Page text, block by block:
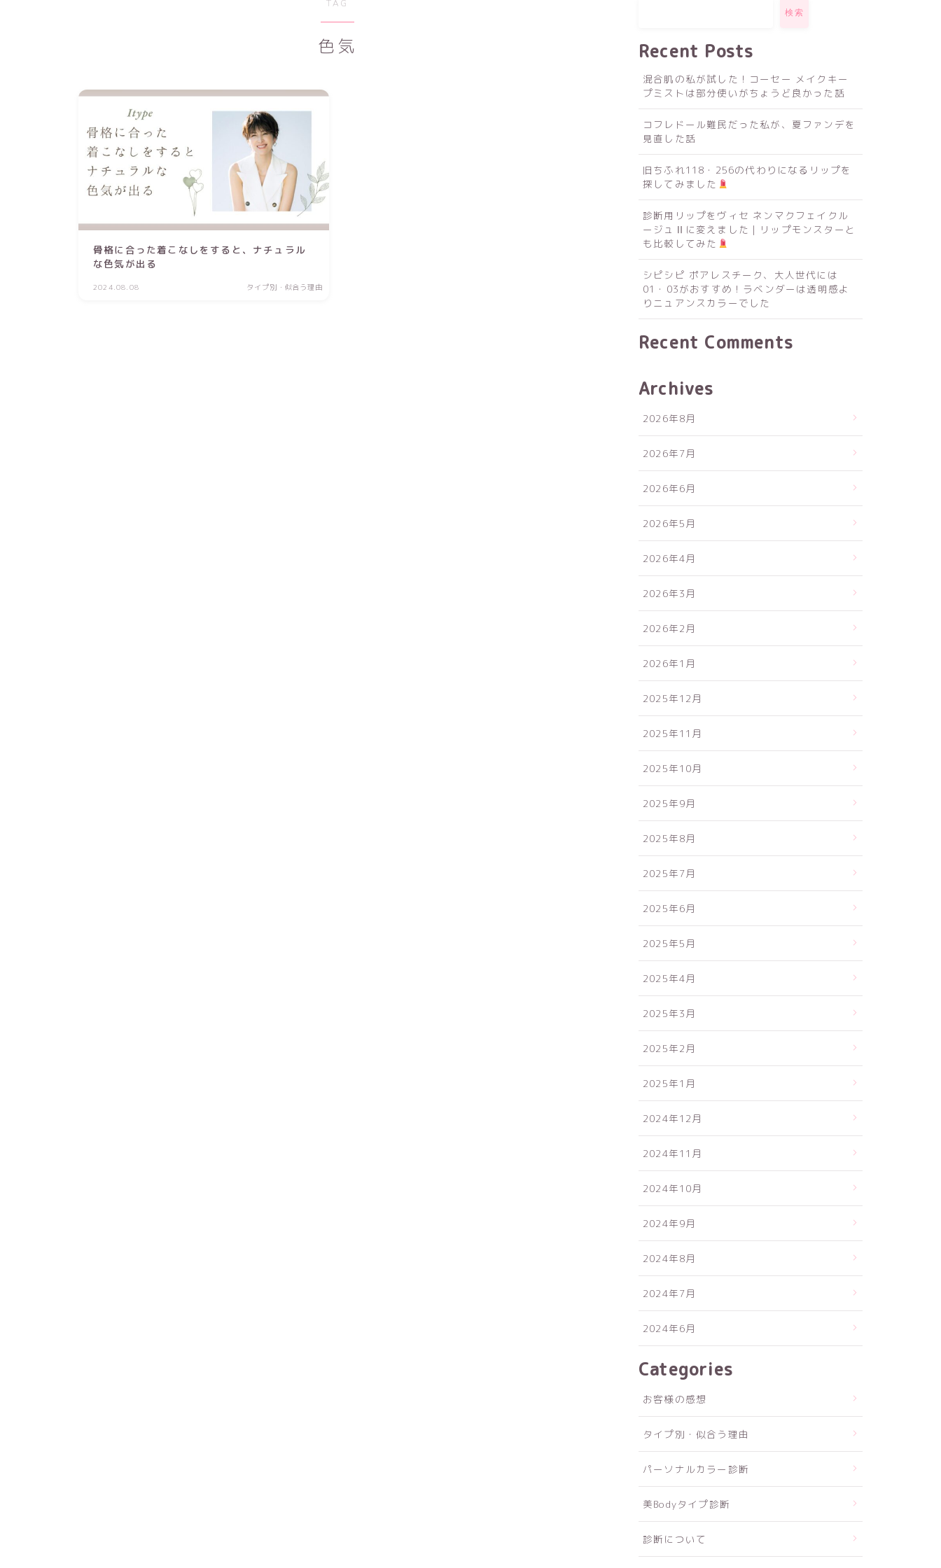
TAG
色気
骨格に合った着こなしをすると、ナチュラル
な色気が出る
2024.08.08 タイプ別・似合う理由
検索
Recent Posts
混合肌の私が試した！コーセー メイクキー
プミストは部分使いがちょうど良かった話
コフレドール難民だった私が、夏ファンデを
見直した話
旧ちふれ118・256の代わりになるリップを
探してみました
診断用リップをヴィセ ネンマクフェイクル
ージュⅡに変えました｜リップモンスターと
も比較してみた
シピシピ ポアレスチーク、大人世代には
01・03がおすすめ！ラベンダーは透明感よ
りニュアンスカラーでした
Recent Comments
Archives
2026年8月
2026年7月
2026年6月
2026年5月
2026年4月
2026年3月
2026年2月
2026年1月
2025年12月
2025年11月
2025年10月
2025年9月
2025年8月
2025年7月
2025年6月
2025年5月
2025年4月
2025年3月
2025年2月
2025年1月
2024年12月
2024年11月
2024年10月
2024年9月
2024年8月
2024年7月
2024年6月
Categories
お客様の感想
タイプ別・似合う理由
パーソナルカラー診断
美Bodyタイプ診断
診断について